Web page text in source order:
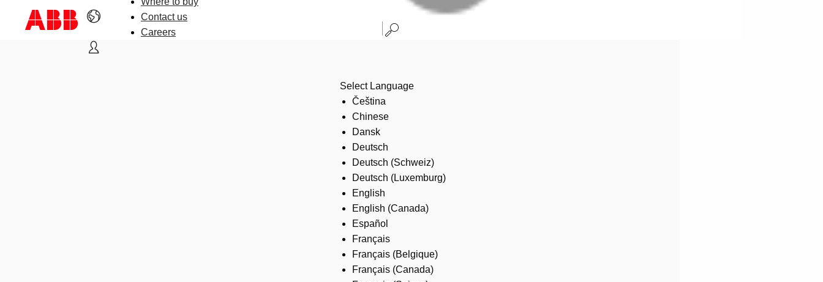
Contact us
Careers
Select Language
Čeština
Chinese
Dansk
Deutsch
Deutsch (Schweiz)
Deutsch (Luxemburg)
English
English (Canada)
Español
Français
Français (Belgique)
Français (Canada)